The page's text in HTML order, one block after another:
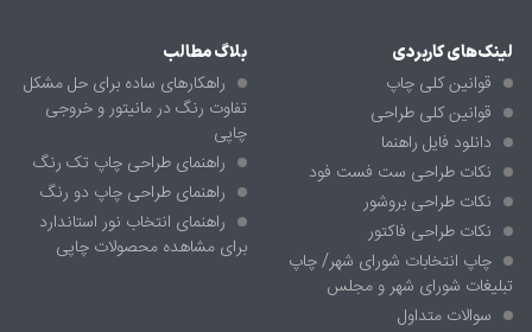
لینک‌های کاربردی
قوانین کلی چاپ
قوانین کلی طراحی
دانلود فایل راهنما
نکات طراحی ست فست فود
نکات طراحی بروشور
نکات طراحی فاکتور
چاپ انتخابات شورای شهر/ چاپ
تبلیغات شورای شهر و مجلس
سوالات متداول
بلاگ مطالب
راهکارهای ساده برای حل مشکل
تفاوت رنگ در مانیتور و خروجی
چاپی
راهنمای طراحی چاپ تک رنگ
راهنمای طراحی چاپ دو رنگ
راهنمای انتخاب نور استاندارد
برای مشاهده محصولات چاپی